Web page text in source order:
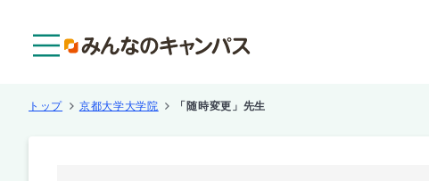
トップ 京都大学大学院 「随時変更」先生